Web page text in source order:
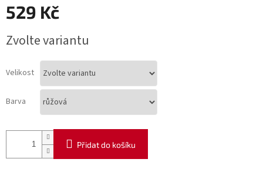
529 Kč
cena:
Zvolte variantu
Velikost
Barva
Přidat do košíku